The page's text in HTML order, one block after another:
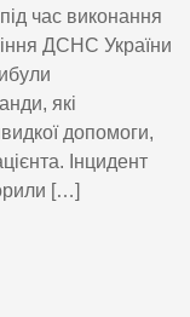
час виконання
ДСНС України
які
допомоги,
Інцидент
[…]